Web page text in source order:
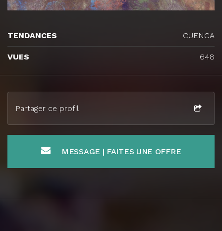
Partager ce profil
MESSAGE | FAITES UNE OFFRE
TENDANCES CUENCA
VUES 648